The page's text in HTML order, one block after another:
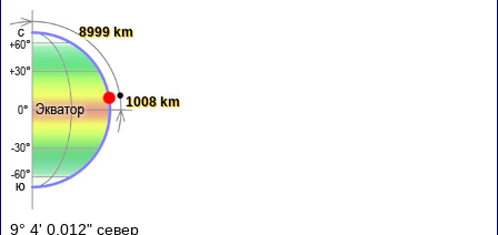
8999 km
1008 km
9° 4' 0.012" север